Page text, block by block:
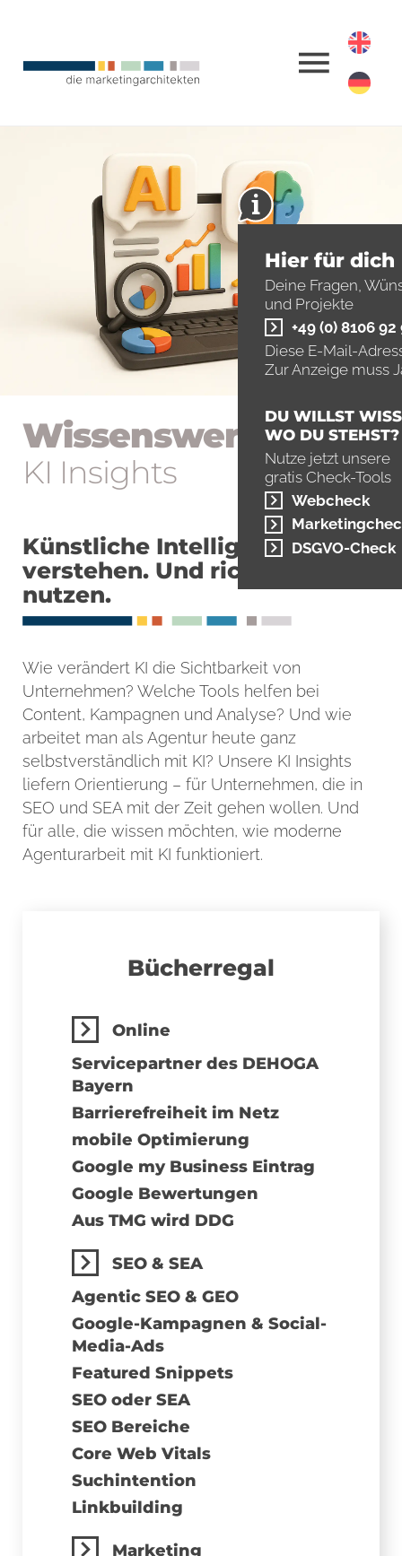
Wissens­wertes
KI Insights
Künstliche Intelligenz
verstehen. Und richtig
nutzen.
Wie verändert KI die Sichtbarkeit von
Unternehmen? Welche Tools helfen bei
Content, Kampagnen und Analyse? Und wie
arbeitet man als Agentur heute ganz
selbstverständlich mit KI? Unsere KI Insights
liefern Orientierung – für Unternehmen, die in
SEO und SEA mit der Zeit gehen wollen. Und
für alle, die wissen möchten, wie moderne
Agenturarbeit mit KI funktioniert.
Bücher­regal
Online
Servicepartner des DEHOGA
Bayern
Barrierefreiheit im Netz
mobile Optimierung
Google my Business Eintrag
Google Bewertungen
Aus TMG wird DDG
SEO & SEA
Agentic SEO & GEO
Google-Kampagnen & Social-
Media-Ads
Featured Snippets
SEO oder SEA
SEO Bereiche
Core Web Vitals
Suchintention
Linkbuilding
Marketing
Hier für dich
Deine Fragen,
und Projekte
+49 (0) 8106 92
Diese E-Mail-
Zur Anzeige muss
DU WILLST
WO DU STEHST?
Nutze jetzt unsere
gratis Check-Tools
Webcheck
DSGVO-Check